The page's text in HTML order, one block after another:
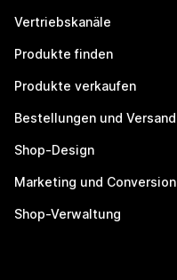
Vertriebskanäle
Produkte finden
Produkte verkaufen
Bestellungen und Versand
Shop-Design
Marketing und Conversion
Shop-Verwaltung